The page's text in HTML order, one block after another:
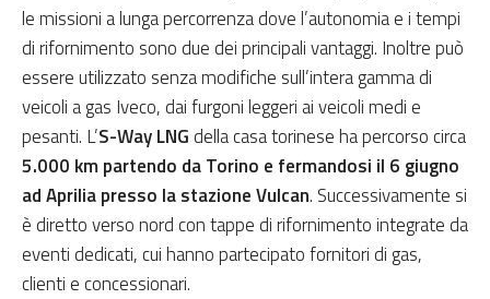
le missioni a lunga percorrenza dove l’autonomia e i tempi
di rifornimento sono due dei principali vantaggi. Inoltre può
essere utilizzato senza modifiche sull’intera gamma di
veicoli a gas Iveco, dai furgoni leggeri ai veicoli medi e
pesanti. L’S-Way LNG della casa torinese ha percorso circa
5.000 kmpartendo da Torino e fermandosi il 6 giugno
ad Aprilia presso la stazione Vulcan. Successivamente si
è diretto verso nord con tappe di rifornimento integrate da
eventi dedicati, cui hanno partecipato fornitori di gas,
clienti e concessionari.